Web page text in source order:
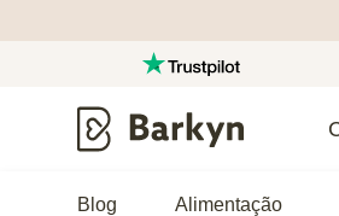
Blog Alimentação